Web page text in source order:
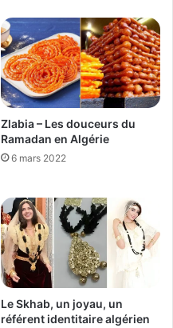
Zlabia – Les douceurs du
Ramadan en Algérie
6 mars 2022
Le Skhab, un joyau, un
référent identitaire algérien